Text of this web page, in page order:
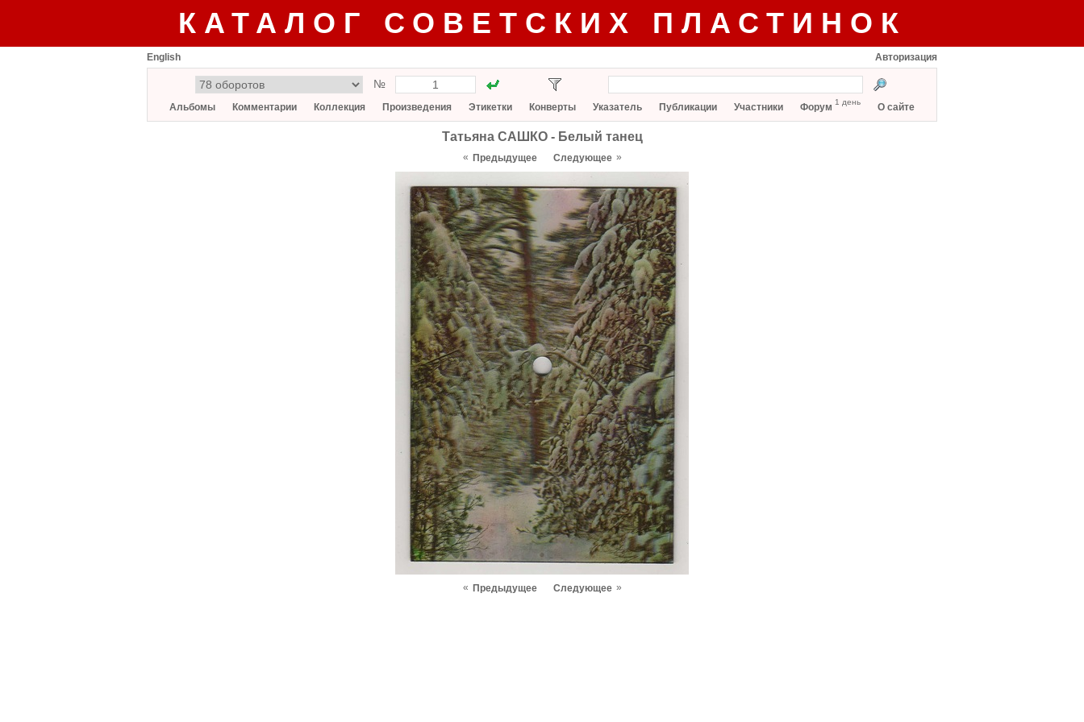
КАТАЛОГ СОВЕТСКИХ ПЛАСТИНОК
English Авторизация
№
Альбомы Комментарии Коллекция Произведения Этикетки Конверты Указатель Публикации Участники Форум 1 день О сайте
Татьяна САШКО - Белый танец
« Предыдущее Следующее »
« Предыдущее Следующее »